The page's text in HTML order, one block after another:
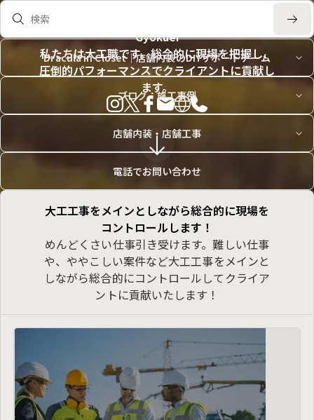
Gyokuei
私たちは大工職です。総合的に現場を把握し、
圧倒的パフォーマンスでクライアントに貢献し
ます。
検索
Dracula in Closet｜店舗内装のDIYサポートチーム
ブログ：施工事例
店舗内装・店舗工事
電話でお問い合わせ
大工工事をメインとしながら総合的に現場を
コントロールします！
めんどくさい仕事引き受けます。難しい仕事
や、ややこしい案件など大工工事をメインと
しながら総合的にコントロールしてクライア
ントに貢献いたします！